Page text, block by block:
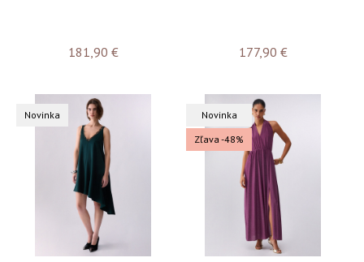
181,90 € 177,90 €
Novinka
Novinka
Zľava -48%